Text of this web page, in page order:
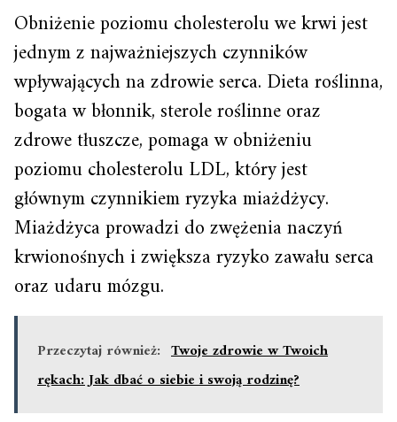
Obniżenie poziomu cholesterolu we krwi jest
jednym z najważniejszych czynników
wpływających na zdrowie serca. Dieta roślinna,
bogata w błonnik, sterole roślinne oraz
zdrowe tłuszcze, pomaga w obniżeniu
poziomu cholesterolu LDL, który jest
głównym czynnikiem ryzyka miażdżycy.
Miażdżyca prowadzi do zwężenia naczyń
krwionośnych i zwiększa ryzyko zawału serca
oraz udaru mózgu.
Przeczytaj również: Twoje zdrowie w Twoich
rękach: Jak dbać o siebie i swoją rodzinę?